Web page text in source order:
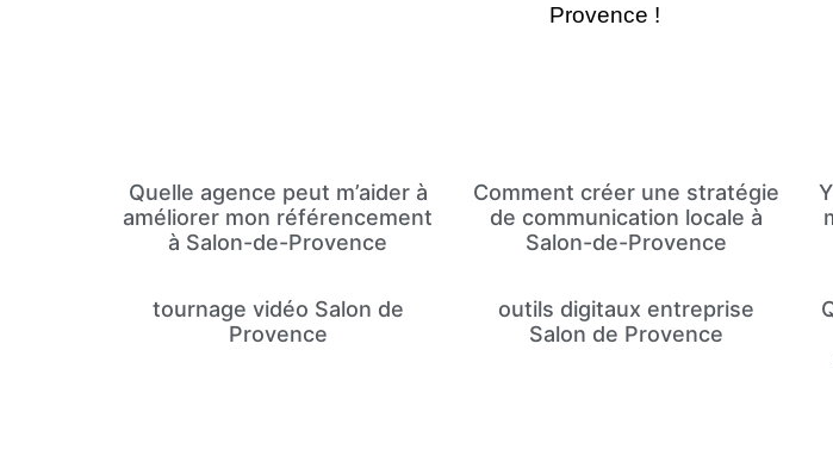
Provence !
Quelle agence peut m’aider à
améliorer mon référencement
à Salon-de-Provence
Comment créer une stratégie
de communication locale à
Salon-de-Provence
tournage vidéo Salon de
Provence
outils digitaux entreprise
Salon de Provence